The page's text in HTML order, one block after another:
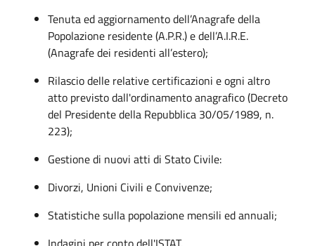
Tenuta ed aggiornamento dell’Anagrafe della
Popolazione residente (A.P.R.) e dell’A.I.R.E.
(Anagrafe dei residenti all’estero);
Rilascio delle relative certificazioni e ogni altro
atto previsto dall'ordinamento anagrafico (Decreto
del Presidente della Repubblica 30/05/1989, n.
223);
Gestione di nuovi atti di Stato Civile:
Divorzi, Unioni Civili e Convivenze;
Statistiche sulla popolazione mensili ed annuali;